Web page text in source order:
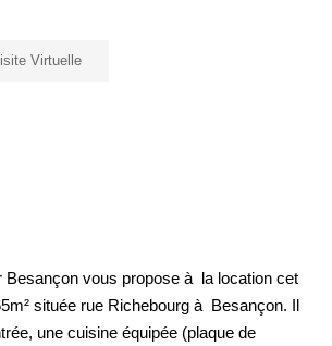
SYNDIC
Nos Partenaires
Nos Actualités
Virtuelle
Besançon vous propose à la location cet
située rue Richebourg à Besançon. Il
une cuisine équipée (plaque de